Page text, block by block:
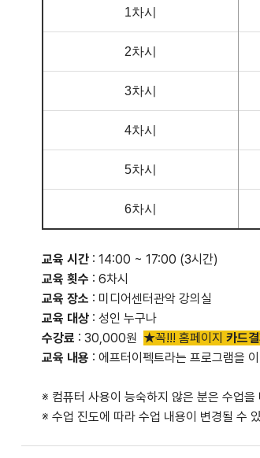
1차시
2차시
3차시
4차시
5차시
6차시
교육 시간: 14:00 ~ 17:00 (3시간)
교육 횟수 : 6차시
교육 장소 : 미디어센터관악 강의실
교육 대상: 성인 누구나
수강료 : 30,000원 ★꼭!!! 홈페이지 카드결
교육 내용 : 에프터이펙트라는 프로그램을
※ 컴퓨터 사용이 능숙하지 않은 분은 수업
※ 수업 진도에 따라 수업 내용이 변경될 수